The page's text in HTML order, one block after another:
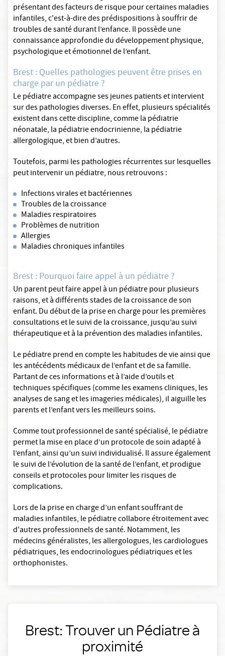
présentant des facteurs de risque pour certaines maladies
infantiles, c'est-à-dire des prédispositions à souffrir de
troubles de santé durant l’enfance. Il possède une
connaissance approfondie du développement physique,
psychologique et émotionnel de l’enfant.
Brest : Quelles pathologies peuvent être prises en
charge par un pédiatre ?
Le pédiatre accompagne ses jeunes patients et intervient
sur des pathologies diverses. En effet, plusieurs spécialités
existent dans cette discipline, comme la pédiatrie
néonatale, la pédiatrie endocrinienne, la pédiatrie
allergologique, et bien d’autres.
Toutefois, parmi les pathologies récurrentes sur lesquelles
peut intervenir un pédiatre, nous retrouvons :
Infections virales et bactériennes
Troubles de la croissance
Maladies respiratoires
Problèmes de nutrition
Allergies
Maladies chroniques infantiles
Brest : Pourquoi faire appel à un pédiatre ?
Un parent peut faire appel à un pédiatre pour plusieurs
raisons, et à différents stades de la croissance de son
enfant. Du début de la prise en charge pour les premières
consultations et le suivi de la croissance, jusqu’au suivi
thérapeutique et à la prévention des maladies infantiles.
Le pédiatre prend en compte les habitudes de vie ainsi que
les antécédents médicaux de l’enfant et de sa famille.
Partant de ces informations et à l’aide d’outils et
techniques spécifiques (comme les examens cliniques, les
analyses de sang et les imageries médicales), il aiguille les
parents et l’enfant vers les meilleurs soins.
Comme tout professionnel de santé spécialisé, le pédiatre
permet la mise en place d’un protocole de soin adapté à
l’enfant, ainsi qu’un suivi individualisé. Il assure également
le suivi de l’évolution de la santé de l’enfant, et prodigue
conseils et protocoles pour limiter les risques de
complications.
Lors de la prise en charge d’un enfant souffrant de
maladies infantiles, le pédiatre collabore étroitement avec
d'autres professionnels de santé. Notamment, les
médecins généralistes, les allergologues, les cardiologues
pédiatriques, les endocrinologues pédiatriques et les
orthophonistes.
Brest: Trouver un Pédiatre à
proximité